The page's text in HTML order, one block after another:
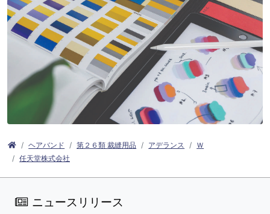
ヘアバンド 第２６類 裁縫用品 アデランス
Ｗ
任天堂株式会社
ニュースリリース